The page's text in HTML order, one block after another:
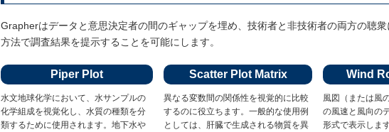
Grapherはデータと意思決定者の間のギャップを埋め、技術者と非技術者の両方の聴
方法で調査結果を提示することを可能にします。
Piper Plot
水文地球化学において、水サンプルの
化学組成を視覚化し、水質の種類を分
類するために使用されます。地下水や
Scatter Plot Matrix
異なる変数間の関係性を視覚的に比較
するのに役立ちます。一般的な使用例
としては、肝臓で生成される物質を異
Wind
風図（または風
の風速と風向の
形式で表示しま